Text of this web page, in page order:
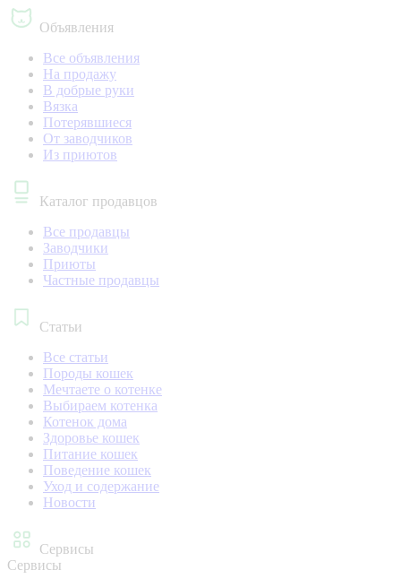
Объявления
Все объявления
На продажу
В добрые руки
Вязка
Потерявшиеся
От заводчиков
Из приютов
Каталог продавцов
Все продавцы
Заводчики
Приюты
Частные продавцы
Статьи
Все статьи
Породы кошек
Мечтаете о котенке
Выбираем котенка
Котенок дома
Здоровье кошек
Питание кошек
Поведение кошек
Уход и содержание
Новости
Сервисы
Сервисы